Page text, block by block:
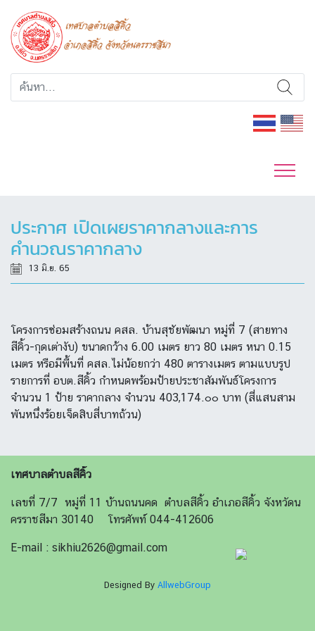
ประกาศ เปิดเผยราคากลางและการ
คำนวณราคากลาง
13 มิ.ย. 65
โครงการซ่อมสร้างถนน คสล. บ้านสุชัยพัฒนา หมู่ที่ 7 (สายทาง
สีคิ้ว-กุดเต่างับ) ขนาดกว้าง 6.00 เมตร ยาว 80 เมตร หนา 0.15
เมตร หรือมีพื้นที่ คสล.ไม่น้อยกว่า 480 ตารางเมตร ตามแบบรูป
รายการที่ อบต.สีคิ้ว กำหนดพร้อมป้ายประชาสัมพันธ์โครงการ
จำนวน 1 ป้าย ราคากลาง จำนวน 403,174.๐๐ บาท (สี่แสนสาม
พันหนึ่งร้อยเจ็ดสิบสี่บาทถ้วน)
เทศบาลตำบลสีคิ้ว
เลขที่ 7/7 หมู่ที่ 11 บ้านถนนคด ตำบลสีคิ้ว อำเภอสีคิ้ว จังหวัดน
ครราชสีมา 30140 โทรศัพท์ 044-412606
E-mail : sikhiu2626@gmail.com
Designed By AllwebGroup